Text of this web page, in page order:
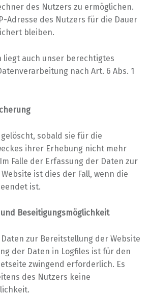
des Nutzers zu ermöglichen.
Adresse des Nutzers für die Dauer
bleiben.
liegt auch unser berechtigtes
nach Art. 6 Abs. 1
sobald sie für die
ihrer Erhebung nicht mehr
Falle der Erfassung der Daten zur
ist dies der Fall, wenn die
ist.
Beseitigungsmöglichkeit
zur Bereitstellung der Website
der Daten in Logfiles ist für den
zwingend erforderlich. Es
des Nutzers keine